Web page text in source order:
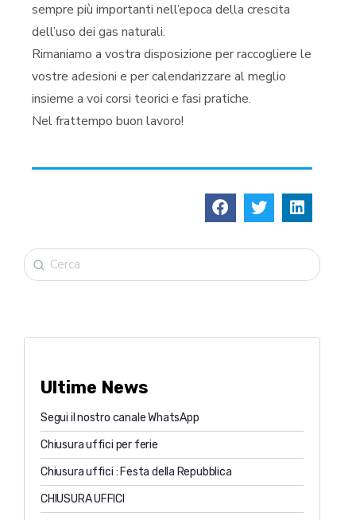
sempre più importanti nell’epoca della crescita
dell’uso dei gas naturali.
Rimaniamo a vostra disposizione per raccogliere le
vostre adesioni e per calendarizzare al meglio
insieme a voi corsi teorici e fasi pratiche.
Nel frattempo buon lavoro!
Ultime News
Segui il nostro canale WhatsApp
Chiusura uffici per ferie
Chiusura uffici : Festa della Repubblica
CHIUSURA UFFICI